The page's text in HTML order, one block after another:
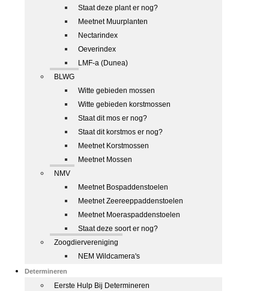
Staat deze plant er nog?
Meetnet Muurplanten
Nectarindex
Oeverindex
LMF-a (Dunea)
BLWG
Witte gebieden mossen
Witte gebieden korstmossen
Staat dit mos er nog?
Staat dit korstmos er nog?
Meetnet Korstmossen
Meetnet Mossen
NMV
Meetnet Bospaddenstoelen
Meetnet Zeereeppaddenstoelen
Meetnet Moeraspaddenstoelen
Staat deze soort er nog?
Zoogdiervereniging
NEM Wildcamera's
Determineren
Eerste Hulp Bij Determineren